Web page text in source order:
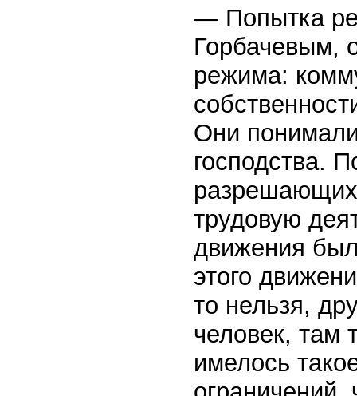
— Попытка
Горбачевым,
режима:
Они
господства.
трудовую
движения
этого
то нельзя,
человек, там
имелось